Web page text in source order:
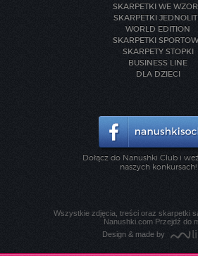
SKARPETKI WE
SKARPETKI
WORLD EDITION
SKARPETKI
SKARPETY STOPKI
BUSINESS LINE
DLA DZIECI
Dołącz do Nanushki Club i
naszych konkursach!
Wszystkie zdjęcia, treści oraz skarpetki
Nanushki.com Przejdź do
Design & made by